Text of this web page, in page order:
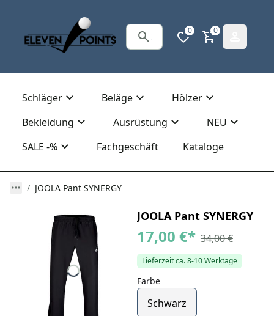
0 0
Schläger Beläge
Hölzer
Bekleidung
Ausrüstung
NEU
SALE -%
Fachgeschäft Kataloge
JOOLA Pant SYNERGY
JOOLA Pant SYNERGY
17,00 €* 34,00 €
Lieferzeit ca. 8-10 Werktage
Farbe
Schwarz